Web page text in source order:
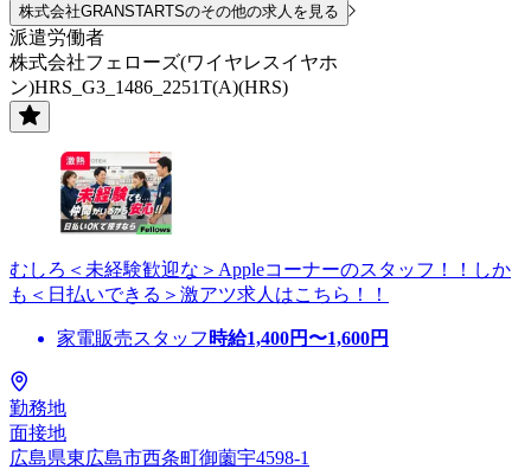
株式会社GRANSTARTSのその他の求人を見る
派遣労働者
株式会社フェローズ(ワイヤレスイヤホ
ン)HRS_G3_1486_2251T(A)(HRS)
むしろ＜未経験歓迎な＞Appleコーナーのスタッフ！！しか
も＜日払いできる＞激アツ求人はこちら！！
家電販売スタッフ 時給1,400円〜1,600円
勤務地
面接地
広島県東広島市西条町御薗宇4598-1